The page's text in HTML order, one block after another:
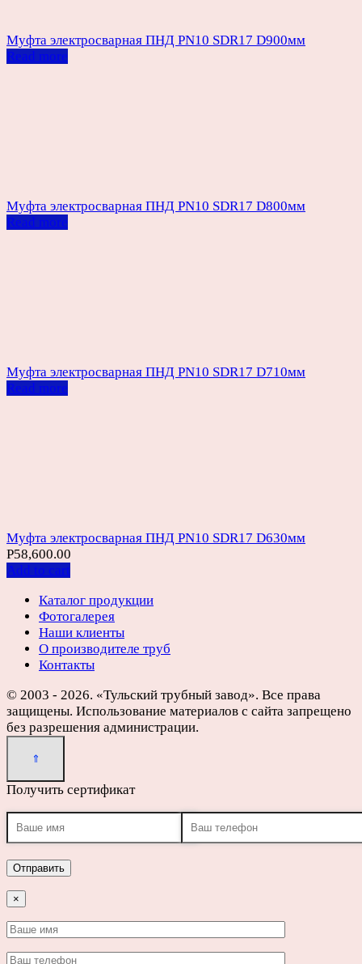
Муфта электросварная ПНД PN10 SDR17 D900мм
Read more
Муфта электросварная ПНД PN10 SDR17 D800мм
Read more
Муфта электросварная ПНД PN10 SDR17 D710мм
Read more
Муфта электросварная ПНД PN10 SDR17 D630мм
Р58,600.00
Add to cart
Каталог продукции
Фотогалерея
Наши клиенты
О производителе труб
Контакты
© 2003 - 2026. «Тульский трубный завод». Все права
защищены. Использование материалов с сайта запрещено
без разрешения администрации.
Получить сертификат
×